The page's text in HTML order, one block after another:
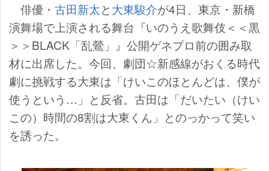
俳優・ 古田新太と大東駿介が4日、東京・新橋
演舞場で上演される舞台『いのうえ歌舞伎＜＜黒
＞＞BLACK「乱鶯」』公開ゲネプロ前の囲み取
材に出席した。今回、劇団☆新感線がおくる時代
劇に挑戦する大東は「けいこのほとんどは、僕が
使うという…」と反省。古田は「だいたい（けい
この）時間の8割は大東くん」とのっかって笑い
を誘った。